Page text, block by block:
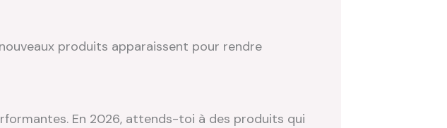
produits apparaissent pour rendre
En 2026, attends-toi à des produits qui